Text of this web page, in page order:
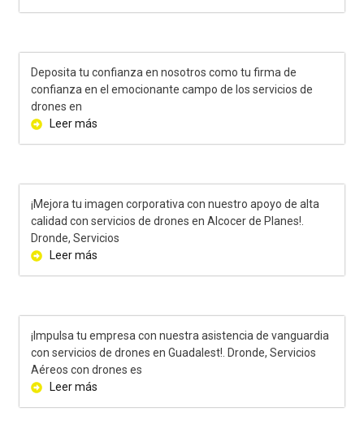
Deposita tu confianza en nosotros como tu firma de
confianza en el emocionante campo de los servicios de
drones en
Leer más
¡Mejora tu imagen corporativa con nuestro apoyo de alta
calidad con servicios de drones en Alcocer de Planes!.
Dronde, Servicios
Leer más
¡Impulsa tu empresa con nuestra asistencia de vanguardia
con servicios de drones en Guadalest!. Dronde, Servicios
Aéreos con drones es
Leer más